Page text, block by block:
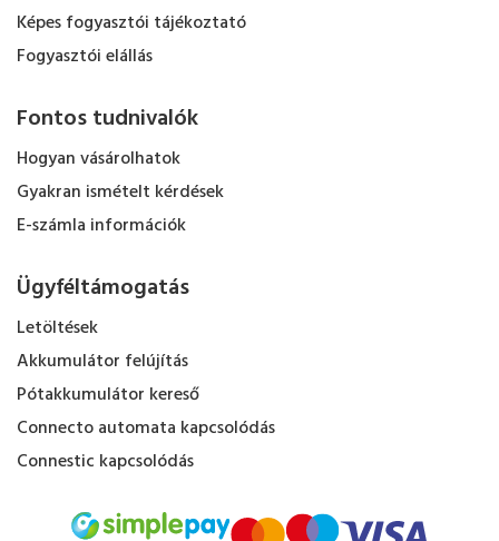
Képes fogyasztói tájékoztató
Fogyasztói elállás
Fontos tudnivalók
Hogyan vásárolhatok
Gyakran ismételt kérdések
E-számla információk
Ügyféltámogatás
Letöltések
Akkumulátor felújítás
Pótakkumulátor kereső
Connecto automata kapcsolódás
Connestic kapcsolódás